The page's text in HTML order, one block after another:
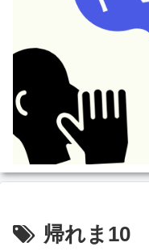
帰れま10